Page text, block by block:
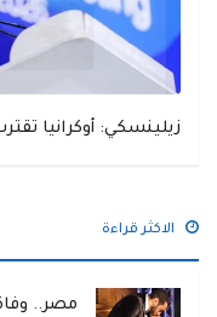
زيلينسكي: أوكرانيا
الاكثر قراءة
مصر..